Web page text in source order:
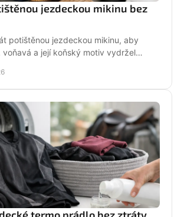
jezdeckou mikinu bez
potištěnou jezdeckou mikinu, aby
voňavá a její koňský motiv vydržel